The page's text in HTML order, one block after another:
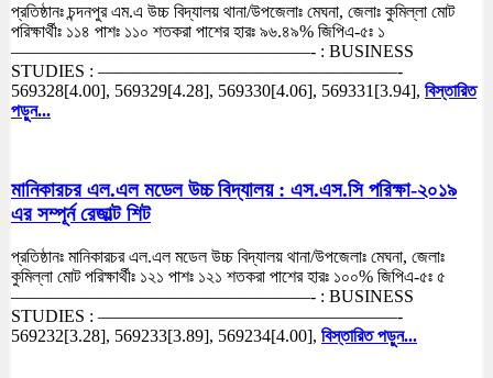
প্রতিষ্ঠানঃ চন্দনপুর এম.এ উচ্চ বিদ্যালয় থানা/উপজেলাঃ মেঘনা, জেলাঃ কুমিল্লা মোট
পরিক্ষার্থীঃ ১১৪ পাশঃ ১১০ শতকরা পাশের হারঃ ৯৬.৪৯% জিপিএ-৫ঃ ১
—————————————————- : BUSINESS
STUDIES : —————————————————-
569328[4.00], 569329[4.28], 569330[4.06], 569331[3.94], বিস্তারিত
পড়ুন...
মানিকারচর এল.এল মডেল উচ্চ বিদ্যালয় : এস.এস.সি পরিক্ষা-২০১৯
এর সম্পূর্ন রেজাল্ট শিট
প্রতিষ্ঠানঃ মানিকারচর এল.এল মডেল উচ্চ বিদ্যালয় থানা/উপজেলাঃ মেঘনা, জেলাঃ
কুমিল্লা মোট পরিক্ষার্থীঃ ১২১ পাশঃ ১২১ শতকরা পাশের হারঃ ১০০% জিপিএ-৫ঃ ৫
—————————————————- : BUSINESS
STUDIES : —————————————————-
569232[3.28], 569233[3.89], 569234[4.00], বিস্তারিত পড়ুন...